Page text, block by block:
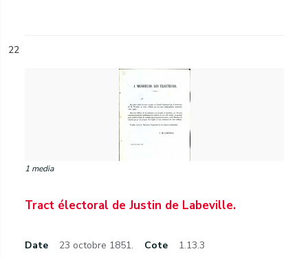
22
1 media
Tract électoral de Justin de Labeville.
Date 23 octobre 1851. Cote 1.13.3